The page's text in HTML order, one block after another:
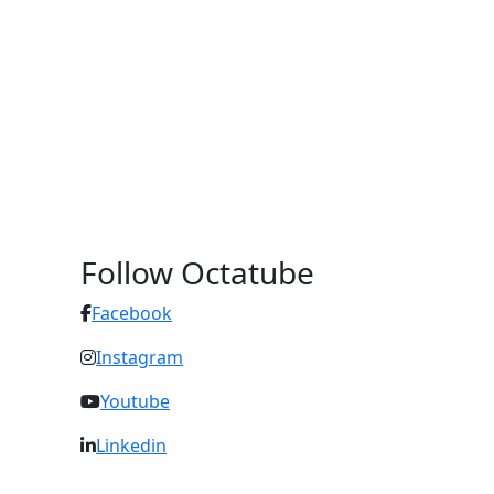
Follow Octatube
Facebook
Instagram
Youtube
Linkedin